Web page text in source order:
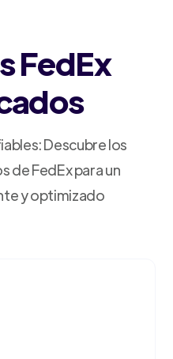
FedEx
Descubre los
de FedEx para un
y optimizado